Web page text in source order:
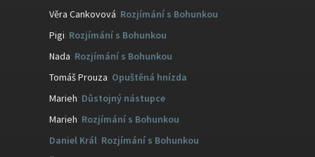
Věra Cankovová Rozjímání s Bohunkou
Pigi Rozjímání s Bohunkou
Nada Rozjímání s Bohunkou
Tomáš Prouza Opuštěná hnízda
Marieh Důstojný nástupce
Marieh Rozjímání s Bohunkou
Daniel Král Rozjímání s Bohunkou